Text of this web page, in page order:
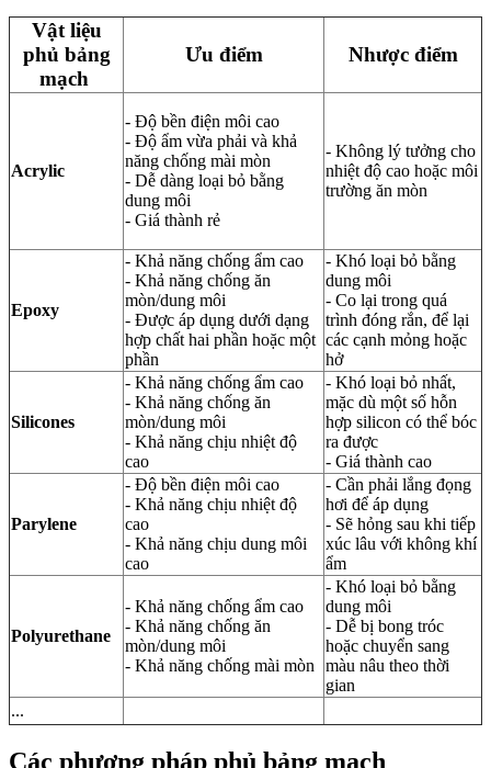
Vật liệu
phủ bảng
mạch
Ưu điểm Nhược điểm
Acrylic
- Độ bền điện môi cao
- Độ ẩm vừa phải và khả
năng chống mài mòn
- Dễ dàng loại bỏ bằng
dung môi
- Giá thành rẻ
- Không lý tưởng cho
nhiệt độ cao hoặc môi
trường ăn mòn
Epoxy
- Khả năng chống ẩm cao
- Khả năng chống ăn
mòn/dung môi
- Được áp dụng dưới dạng
hợp chất hai phần hoặc một
phần
- Khó loại bỏ bằng
dung môi
- Co lại trong quá
trình đóng rắn, để lại
các cạnh mỏng hoặc
hở
Silicones
- Khả năng chống ẩm cao
- Khả năng chống ăn
mòn/dung môi
- Khả năng chịu nhiệt độ
cao
- Khó loại bỏ nhất,
mặc dù một số hỗn
hợp silicon có thể bóc
ra được
- Giá thành cao
Parylene
- Độ bền điện môi cao
- Khả năng chịu nhiệt độ
cao
- Khả năng chịu dung môi
cao
- Cần phải lắng đọng
hơi để áp dụng
- Sẽ hỏng sau khi tiếp
xúc lâu với không khí
ẩm
Polyurethane
- Khả năng chống ẩm cao
- Khả năng chống ăn
mòn/dung môi
- Khả năng chống mài mòn
- Khó loại bỏ bằng
dung môi
- Dễ bị bong tróc
hoặc chuyển sang
màu nâu theo thời
gian
...
Các phương pháp phủ bảng mạch